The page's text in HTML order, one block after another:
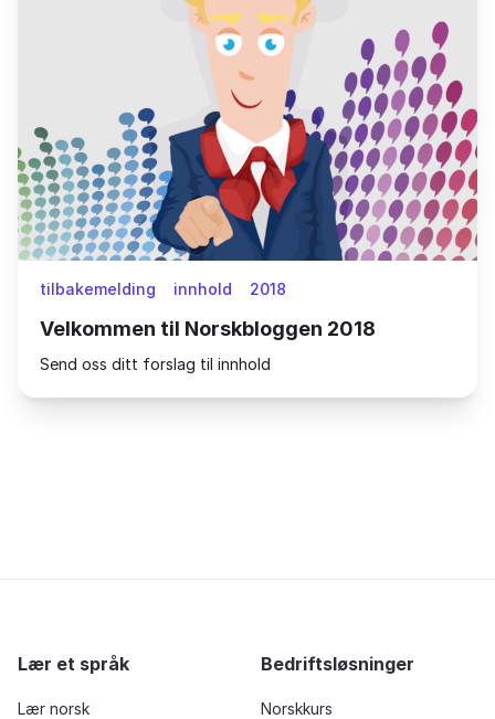
tilbakemelding innhold 2018
Velkommen til Norskbloggen 2018
Send oss ditt forslag til innhold
Lær et språk
Lær norsk
Bedriftsløsninger
Norskkurs